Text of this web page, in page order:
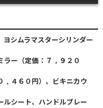
ヨシムラマスターシリンダー
ラー（定価：７，９２０
，４６０円）、ビキニカウ
ルシート、ハンドルブレー